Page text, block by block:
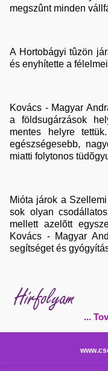
megszûnt minden
A Hortobágyi tûzön
és enyhítette a
Kovács - Magyar
a földsugárzások
mentes helyre
egészségesebb,
miatti folytonos
Mióta járok a
sok olyan
mellett azelõtt
Kovács - Magyar
segítséget és
Hírfolyam
...